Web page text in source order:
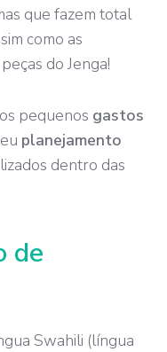
que fazem total
como as
do Jenga!
pequenos gastos
planejamento
dentro das
de
Swahili (língua